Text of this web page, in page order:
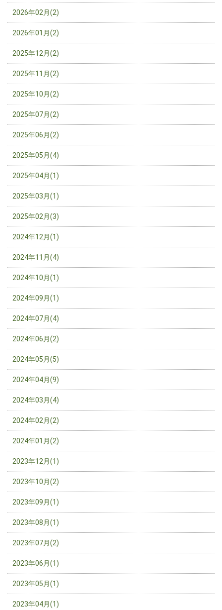
2026年02月(2)
2026年01月(2)
2025年12月(2)
2025年11月(2)
2025年10月(2)
2025年07月(2)
2025年06月(2)
2025年05月(4)
2025年04月(1)
2025年03月(1)
2025年02月(3)
2024年12月(1)
2024年11月(4)
2024年10月(1)
2024年09月(1)
2024年07月(4)
2024年06月(2)
2024年05月(5)
2024年04月(9)
2024年03月(4)
2024年02月(2)
2024年01月(2)
2023年12月(1)
2023年10月(2)
2023年09月(1)
2023年08月(1)
2023年07月(2)
2023年06月(1)
2023年05月(1)
2023年04月(1)